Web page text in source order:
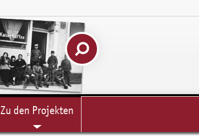
Zu den Projekten